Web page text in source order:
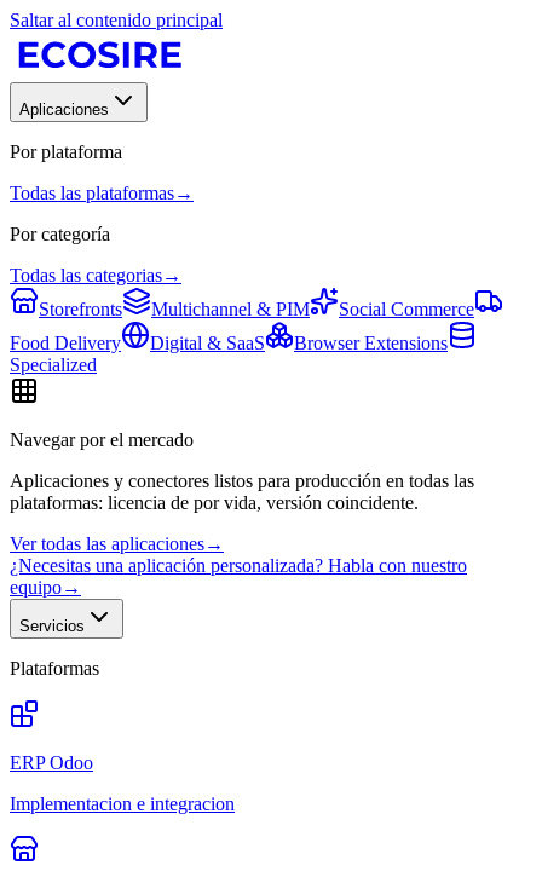
Saltar al contenido principal
Aplicaciones
Por plataforma
Todas las plataformas→
Por categoría
Todas las categorias→
Storefronts
Multichannel & PIM
Social Commerce
Food Delivery
Digital & SaaS
Browser Extensions
Specialized
Navegar por el mercado
Aplicaciones y conectores listos para producción en todas las
plataformas: licencia de por vida, versión coincidente.
Ver todas las aplicaciones→
¿Necesitas una aplicación personalizada? Habla con nuestro
equipo→
Servicios
Plataformas
ERP Odoo
Implementacion e integracion